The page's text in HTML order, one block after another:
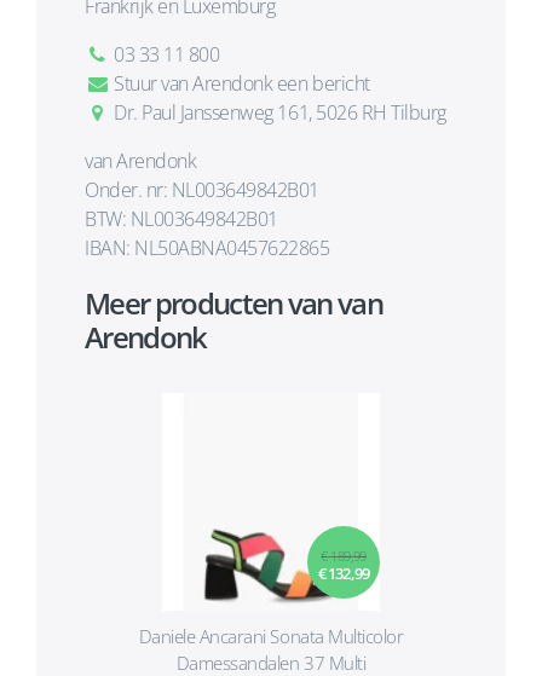
Frankrijk en Luxemburg
03 33 11 800
Stuur van Arendonk een bericht
Dr. Paul Janssenweg 161, 5026 RH Tilburg
van Arendonk
Onder. nr: NL003649842B01
BTW: NL003649842B01
IBAN: NL50ABNA0457622865
Meer producten van van
Arendonk
€ 189,99
€ 132,99
Daniele Ancarani Sonata Multicolor
Damessandalen 37 Multi